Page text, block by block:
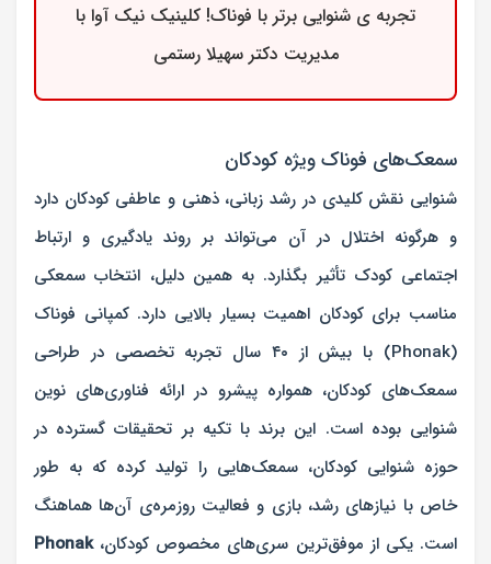
تجربه ی شنوایی برتر با فوناک! کلینیک نیک آوا با
مدیریت دکتر سهیلا رستمی
سمعک‌های فوناک ویژه کودکان
شنوایی نقش کلیدی در رشد زبانی، ذهنی و عاطفی کودکان دارد
و هرگونه اختلال در آن می‌تواند بر روند یادگیری و ارتباط
اجتماعی کودک تأثیر بگذارد. به همین دلیل، انتخاب سمعکی
مناسب برای کودکان اهمیت بسیار بالایی دارد. کمپانی فوناک
(Phonak) با بیش از ۴۰ سال تجربه تخصصی در طراحی
سمعک‌های کودکان، همواره پیشرو در ارائه فناوری‌های نوین
شنوایی بوده است. این برند با تکیه بر تحقیقات گسترده در
حوزه شنوایی کودکان، سمعک‌هایی را تولید کرده که به طور
خاص با نیازهای رشد، بازی و فعالیت روزمره‌ی آن‌ها هماهنگ
است. یکی از موفق‌ترین سری‌های مخصوص کودکان،Phonak